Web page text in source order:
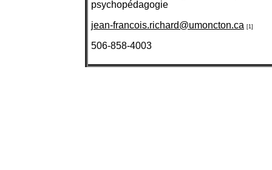
psychopédagogie
jean-francois.richard@umoncton.ca [1]
506-858-4003